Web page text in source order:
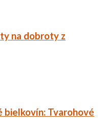
na dobroty z
bielkovín: Tvarohové